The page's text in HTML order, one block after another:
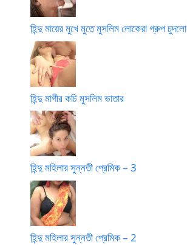
হিন্দু মায়ের মুখে মুতে মুসলিম লোকেরা গ্রুপ চুদলো
হিন্দু মাগীর কচি মুসলিম ভাতার
হিন্দু মহিলার সুন্নতী প্রেমিক – 3
হিন্দু মহিলার সুন্নতী প্রেমিক – 2